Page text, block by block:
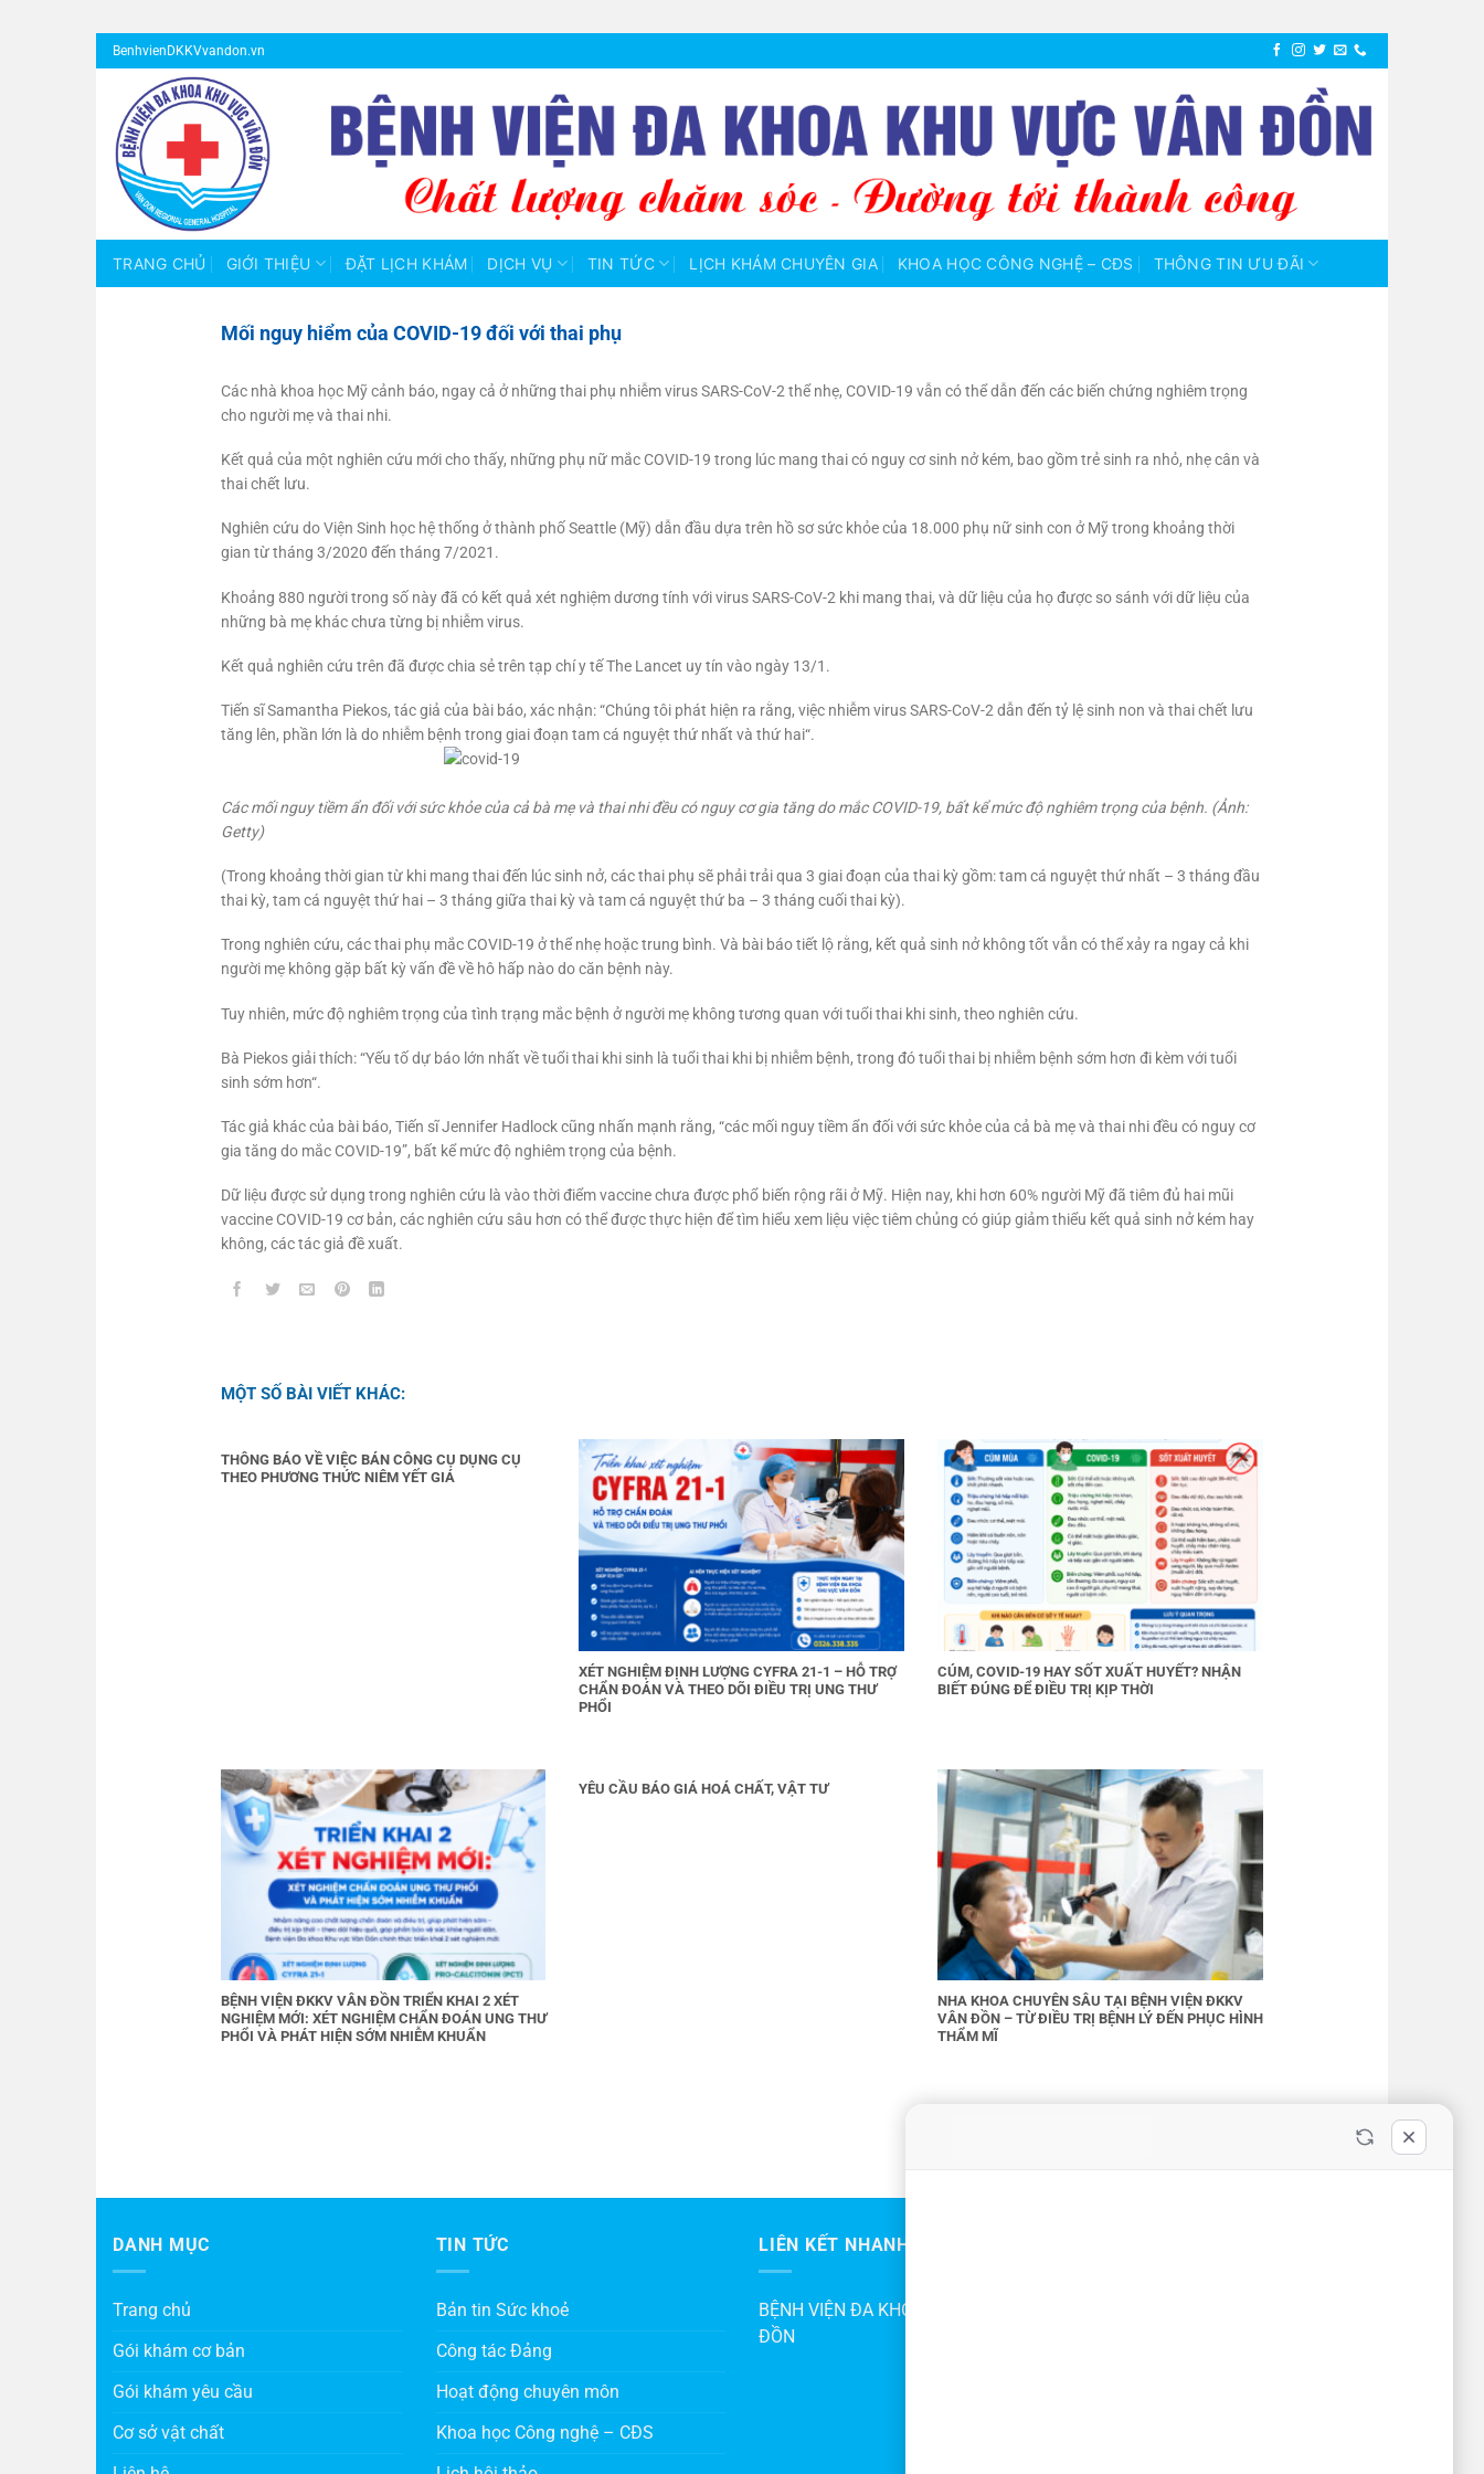
Bỏ
qua
dung
BenhvienDKKVvandon.vn
TRANG CHỦ GIỚI THIỆU ĐẶT LỊCH KHÁM DỊCH VỤ TIN TỨC LỊCH KHÁM CHUYÊN GIA KHOA HỌC CÔNG NGHỆ – CĐS THÔNG TIN ƯU ĐÃI
Mối nguy hiểm của COVID-19 đối với thai phụ
Các nhà khoa học Mỹ cảnh báo, ngay cả ở những thai phụ nhiễm virus SARS-CoV-2 thể nhẹ, COVID-19 vẫn có thể dẫn đến các biến chứng nghiêm trọng
cho người mẹ và thai nhi.
Kết quả của một nghiên cứu mới cho thấy, những phụ nữ mắc COVID-19 trong lúc mang thai có nguy cơ sinh nở kém, bao gồm trẻ sinh ra nhỏ, nhẹ cân và
thai chết lưu.
Nghiên cứu do Viện Sinh học hệ thống ở thành phố Seattle (Mỹ) dẫn đầu dựa trên hồ sơ sức khỏe của 18.000 phụ nữ sinh con ở Mỹ trong khoảng thời
gian từ tháng 3/2020 đến tháng 7/2021.
Khoảng 880 người trong số này đã có kết quả xét nghiệm dương tính với virus SARS-CoV-2 khi mang thai, và dữ liệu của họ được so sánh với dữ liệu của
những bà mẹ khác chưa từng bị nhiễm virus.
Kết quả nghiên cứu trên đã được chia sẻ trên tạp chí y tế The Lancet uy tín vào ngày 13/1.
Tiến sĩ Samantha Piekos, tác giả của bài báo, xác nhận: “Chúng tôi phát hiện ra rằng, việc nhiễm virus SARS-CoV-2 dẫn đến tỷ lệ sinh non và thai chết lưu
tăng lên, phần lớn là do nhiễm bệnh trong giai đoạn tam cá nguyệt thứ nhất và thứ hai“.
Các mối nguy tiềm ẩn đối với sức khỏe của cả bà mẹ và thai nhi đều có nguy cơ gia tăng do mắc COVID-19, bất kể mức độ nghiêm trọng của bệnh. (Ảnh:
Getty)
(Trong khoảng thời gian từ khi mang thai đến lúc sinh nở, các thai phụ sẽ phải trải qua 3 giai đoạn của thai kỳ gồm: tam cá nguyệt thứ nhất – 3 tháng đầu
thai kỳ, tam cá nguyệt thứ hai – 3 tháng giữa thai kỳ và tam cá nguyệt thứ ba – 3 tháng cuối thai kỳ).
Trong nghiên cứu, các thai phụ mắc COVID-19 ở thể nhẹ hoặc trung bình. Và bài báo tiết lộ rằng, kết quả sinh nở không tốt vẫn có thể xảy ra ngay cả khi
người mẹ không gặp bất kỳ vấn đề về hô hấp nào do căn bệnh này.
Tuy nhiên, mức độ nghiêm trọng của tình trạng mắc bệnh ở người mẹ không tương quan với tuổi thai khi sinh, theo nghiên cứu.
Bà Piekos giải thích: “Yếu tố dự báo lớn nhất về tuổi thai khi sinh là tuổi thai khi bị nhiễm bệnh, trong đó tuổi thai bị nhiễm bệnh sớm hơn đi kèm với tuổi
sinh sớm hơn“.
Tác giả khác của bài báo, Tiến sĩ Jennifer Hadlock cũng nhấn mạnh rằng, “các mối nguy tiềm ẩn đối với sức khỏe của cả bà mẹ và thai nhi đều có nguy cơ
gia tăng do mắc COVID-19”, bất kể mức độ nghiêm trọng của bệnh.
Dữ liệu được sử dụng trong nghiên cứu là vào thời điểm vaccine chưa được phổ biến rộng rãi ở Mỹ. Hiện nay, khi hơn 60% người Mỹ đã tiêm đủ hai mũi
vaccine COVID-19 cơ bản, các nghiên cứu sâu hơn có thể được thực hiện để tìm hiểu xem liệu việc tiêm chủng có giúp giảm thiểu kết quả sinh nở kém hay
không, các tác giả đề xuất.
MỘT SỐ BÀI VIẾT KHÁC:
THÔNG BÁO VỀ VIỆC BÁN CÔNG CỤ DỤNG CỤ
THEO PHƯƠNG THỨC NIÊM YẾT GIÁ
XÉT NGHIỆM ĐỊNH LƯỢNG CYFRA 21-1 – HỖ TRỢ
CHẨN ĐOÁN VÀ THEO DÕI ĐIỀU TRỊ UNG THƯ
PHỔI
CÚM, COVID-19 HAY SỐT XUẤT HUYẾT? NHẬN
BIẾT ĐÚNG ĐỂ ĐIỀU TRỊ KỊP THỜI
BỆNH VIỆN ĐKKV VÂN ĐỒN TRIỂN KHAI 2 XÉT
NGHIỆM MỚI: XÉT NGHIỆM CHẨN ĐOÁN UNG THƯ
PHỔI VÀ PHÁT HIỆN SỚM NHIỄM KHUẨN
YÊU CẦU BÁO GIÁ HOÁ CHẤT, VẬT TƯ
NHA KHOA CHUYÊN SÂU TẠI BỆNH VIỆN ĐKKV
VÂN ĐỒN – TỪ ĐIỀU TRỊ BỆNH LÝ ĐẾN PHỤC HÌNH
THẨM MĨ
DANH MỤC
Trang chủ
Gói khám cơ bản
Gói khám yêu cầu
Cơ sở vật chất
TIN TỨC
Bản tin Sức khoẻ
Công tác Đảng
Hoạt động chuyên môn
Khoa học Công nghệ – CĐS
LIÊN KẾT NHANH
BỆNH VIỆN ĐA KHOA KHU VỰC VÂN
ĐỒN